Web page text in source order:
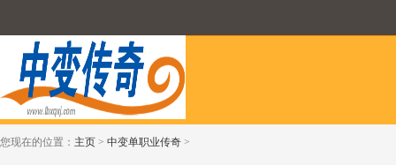
您现在的位置： 主页 > 中变单职业传奇 >